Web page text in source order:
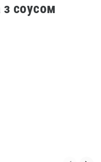
соусом